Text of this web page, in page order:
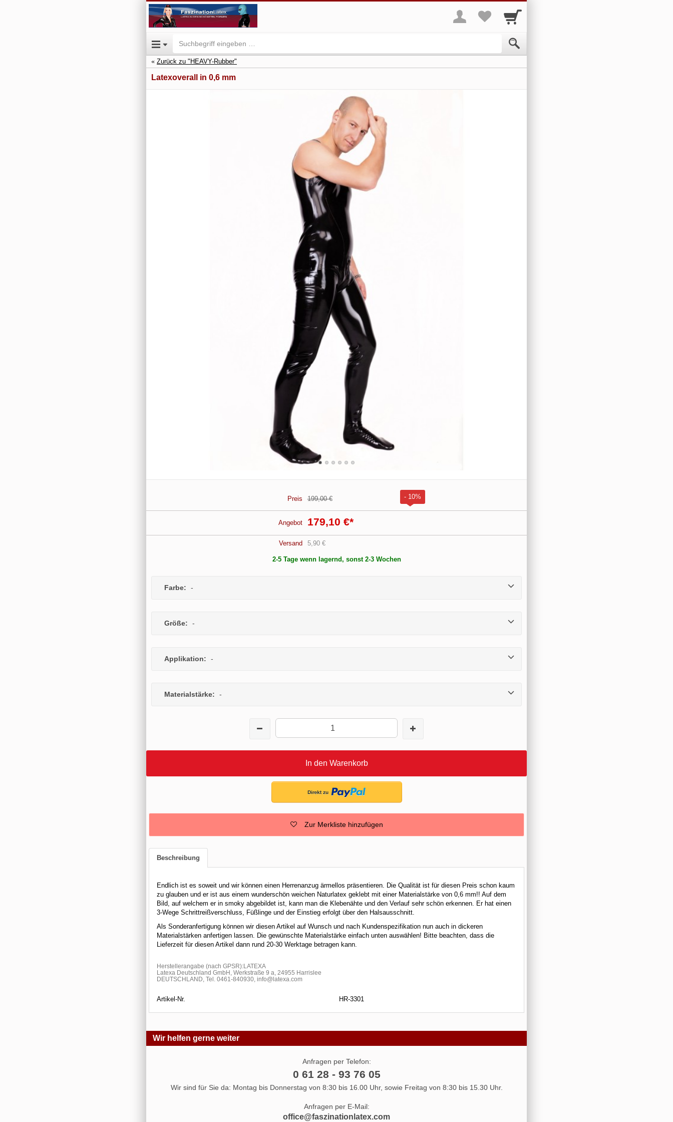
Zurück zu "HEAVY-Rubber"
Latexoverall in 0,6 mm
Preis 199,00 € - 10%
Angebot 179,10 €*
Versand 5,90 €
2-5 Tage wenn lagernd, sonst 2-3 Wochen
Farbe: -
Größe: -
Applikation: -
Materialstärke: -
In den Warenkorb
Zur Merkliste hinzufügen
Beschreibung
Endlich ist es soweit und wir können einen Herrenanzug ärmellos präsentieren. Die Qualität ist für diesen Preis schon kaum
zu glauben und er ist aus einem wunderschön weichen Naturlatex geklebt mit einer Materialstärke von 0,6 mm!! Auf dem
Bild, auf welchem er in smoky abgebildet ist, kann man die Klebenähte und den Verlauf sehr schön erkennen. Er hat einen
3-Wege Schrittreißverschluss, Füßlinge und der Einstieg erfolgt über den Halsausschnitt.
Als Sonderanfertigung können wir diesen Artikel auf Wunsch und nach Kundenspezifikation nun auch in dickeren
Materialstärken anfertigen lassen. Die gewünschte Materialstärke einfach unten auswählen! Bitte beachten, dass die
Lieferzeit für diesen Artikel dann rund 20-30 Werktage betragen kann.
Herstellerangabe (nach GPSR):LATEXA
Latexa Deutschland GmbH, Werkstraße 9 a, 24955 Harrislee
DEUTSCHLAND, Tel. 0461-840930, info@latexa.com
Artikel-Nr. HR-3301
Wir helfen gerne weiter
Anfragen per Telefon:
0 61 28 - 93 76 05
Wir sind für Sie da: Montag bis Donnerstag von 8:30 bis 16.00 Uhr, sowie Freitag von 8:30 bis 15.30 Uhr.
Anfragen per E-Mail:
office@faszinationlatex.com